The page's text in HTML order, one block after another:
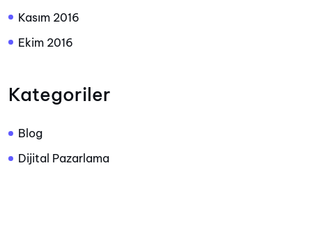
Kasım 2016
Ekim 2016
Kategoriler
Blog
Dijital Pazarlama